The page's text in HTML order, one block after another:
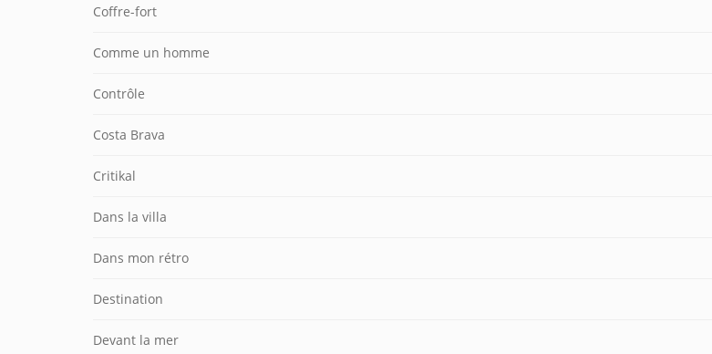
Coffre-fort
Comme un homme
Contrôle
Costa Brava
Critikal
Dans la villa
Dans mon rétro
Destination
Devant la mer